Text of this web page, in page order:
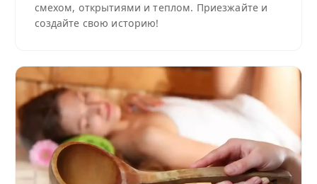
смехом, открытиями и теплом. Приезжайте и
создайте свою историю!